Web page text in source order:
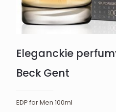
Eleganckie
Beck Gent
EDP for Men 100ml